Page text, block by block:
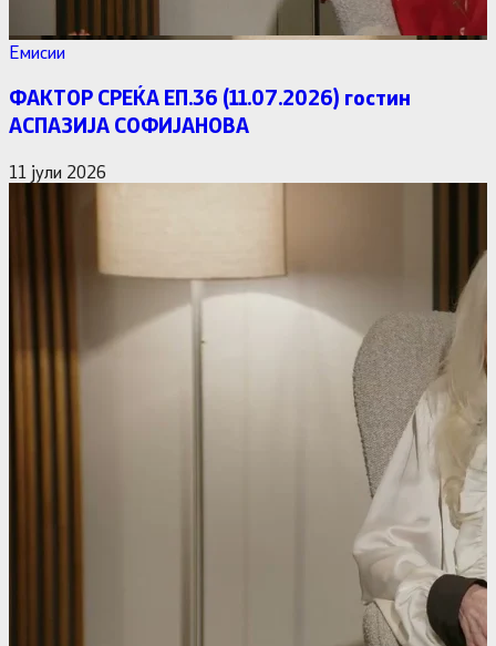
Емисии
ФАКТОР СРЕЌА ЕП.36 (11.07.2026) гостин
АСПАЗИЈА СОФИЈАНОВА
11 јули 2026